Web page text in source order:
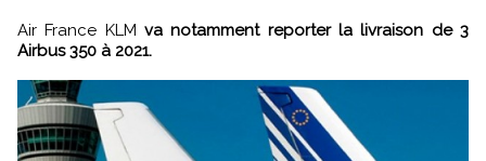
Air France KLM va notamment reporter la livraison de 3
Airbus 350 à 2021.